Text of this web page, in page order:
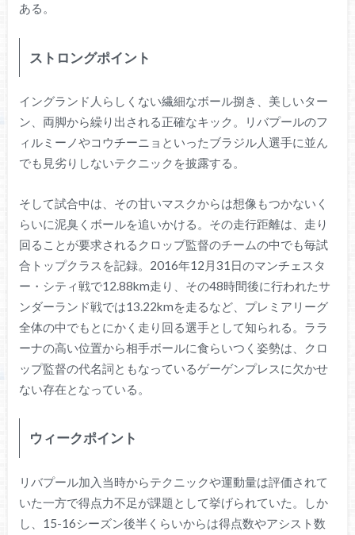
ある。
ストロングポイント
イングランド人らしくない繊細なボール捌き、美しいター
ン、両脚から繰り出される正確なキック。リバプールのフ
ィルミーノやコウチーニョといったブラジル人選手に並ん
でも見劣りしないテクニックを披露する。
そして試合中は、その甘いマスクからは想像もつかないく
らいに泥臭くボールを追いかける。その走行距離は、走り
回ることが要求されるクロップ監督のチームの中でも毎試
合トップクラスを記録。2016年12月31日のマンチェスタ
ー・シティ戦で12.88km走り、その48時間後に行われたサ
ンダーランド戦では13.22kmを走るなど、プレミアリーグ
全体の中でもとにかく走り回る選手として知られる。ララ
ーナの高い位置から相手ボールに食らいつく姿勢は、クロ
ップ監督の代名詞ともなっているゲーゲンプレスに欠かせ
ない存在となっている。
ウィークポイント
リバプール加入当時からテクニックや運動量は評価されて
いた一方で得点力不足が課題として挙げられていた。しか
し、15-16シーズン後半くらいからは得点数やアシスト数